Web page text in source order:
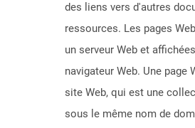
des liens vers d'autres
ressources. Les pages
un serveur Web et
navigateur Web. Une page
site Web, qui est une
sous le même nom de